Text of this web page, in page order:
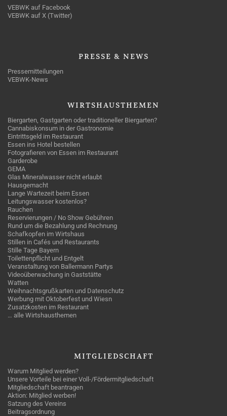
VEBWK auf Facebook
VEBWK auf X (Twitter)
PRESSE & NEWS
Pressemitteilungen
VEBWK-News
WIRTSHAUSTHEMEN
Biergarten, Gastgarten oder traditioneller Biergarten?
Cannabiskonsum in der Gastronomie
Eintrittsgeld im Restaurant
Essen ins Hotel bestellen
Fotografieren von Essen im Restaurant
Garderobe
GEMA
Glas Mineralwasser nicht erlaubt
Hausgemacht
Lange Wartezeit beim Essen
Leitungswasser kostenlos?
Rauchen
Reservierungen / No Show Gebühren
Rund um die Bezahlung und Rechnung
Schafkopfen im Wirtshaus
Stillen in Cafés und Restaurants
Stille Tage Bayern
Toilettenpflicht und Entgelt
Veranstaltung von Ballermann Partys
Videoüberwachung in Gaststätte
Watten
Weihnachtsgrußkarten und Datenschutz
Werbung mit Oktoberfest und Wiesn
Zusatzkosten im Restaurant
… alle Wirtshausthemen
MITGLIEDSCHAFT
Warum Mitglied werden?
Unsere Vorteile bei einer Voll-/Fördermitgliedschaft
Mitgliedschaft beantragen
Aktion: Mitglied werben!
Satzung des Vereins
Beitragsordnung